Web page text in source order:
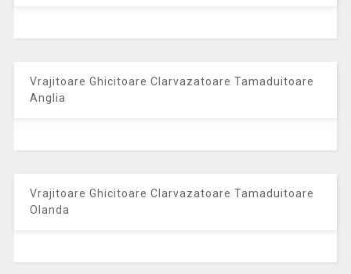
Vrajitoare Ghicitoare Clarvazatoare Tamaduitoare
Anglia
Vrajitoare Ghicitoare Clarvazatoare Tamaduitoare
Olanda